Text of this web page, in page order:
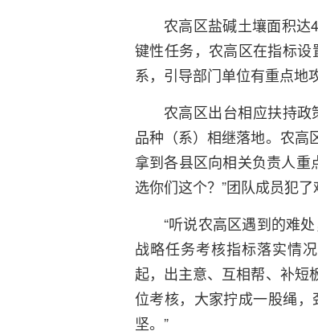
农高区盐碱土壤面积达
键性任务，农高区在指标设
系，引导部门单位有重点地
农高区出台相应扶持
品种（系）相继落地。农高
拿到各县区向相关负责人重
选你们这个？”团队成员犯了
“听说农高区遇到的难
战略任务考核指标落实情
起，出主意、互相帮、补短
位考核，大家拧成一股绳
坚。”